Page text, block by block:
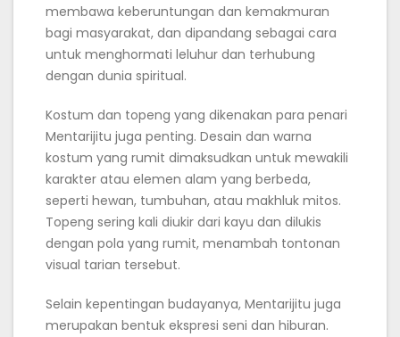
membawa keberuntungan dan kemakmuran
bagi masyarakat, dan dipandang sebagai cara
untuk menghormati leluhur dan terhubung
dengan dunia spiritual.
Kostum dan topeng yang dikenakan para penari
Mentarijitu juga penting. Desain dan warna
kostum yang rumit dimaksudkan untuk mewakili
karakter atau elemen alam yang berbeda,
seperti hewan, tumbuhan, atau makhluk mitos.
Topeng sering kali diukir dari kayu dan dilukis
dengan pola yang rumit, menambah tontonan
visual tarian tersebut.
Selain kepentingan budayanya, Mentarijitu juga
merupakan bentuk ekspresi seni dan hiburan.